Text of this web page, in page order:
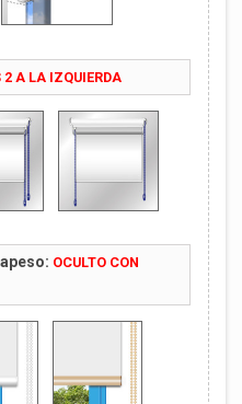
2 A LA IZQUIERDA
OCULTO CON